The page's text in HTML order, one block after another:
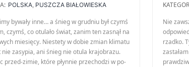
POLSKA, PUSZCZA BIAŁOWIESKA
bywały inne… a śnieg w grudniu był czymś
czymś, co otulało świat, zanim ten zasnął na
miesięcy. Niestety w dobie zmian klimatu
nie zasypia, ani śnieg nie otula krajobrazu.
przed-zimie, które płynnie przechodzi w po-
Nie
rzadko.